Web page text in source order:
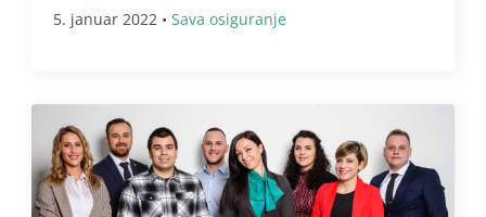
5. januar 2022 • Sava osiguranje